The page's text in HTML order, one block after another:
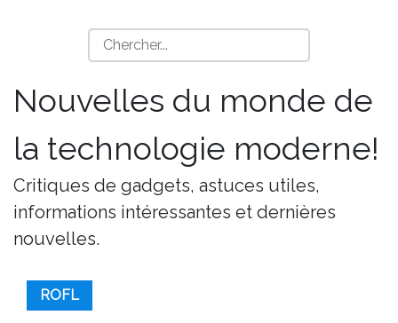
Nouvelles du monde de
la technologie moderne!
Critiques de gadgets, astuces utiles,
informations intéressantes et dernières
nouvelles.
ROFL